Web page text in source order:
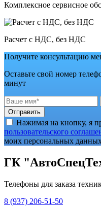
Комплексное сервисное
Расчет с НДС, без НДС
Получите консультацию
Оставьте свой номер
минут
Отправить
Нажимая на кнопку, я
пользовательского
моих персональных
ГК
Телефоны для заказа
8 (937) 206-51-50